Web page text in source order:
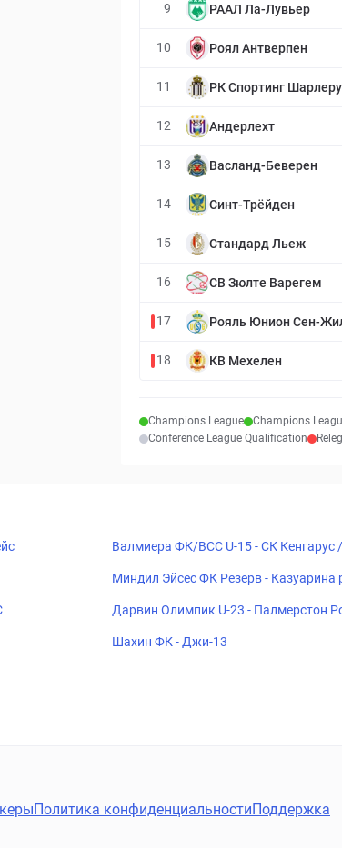
9 РААЛ Ла-Лувьер
10 Роял Антверпен
11 РК Спортинг
12 Андерлехт
13 Васланд-Беверен
14 Синт-Трёйден
15 Стандард Льеж
16 СВ Зюлте Варегем
17 Рояль Юнион Сен-
18 КВ Мехелен
Champions League Champions
Conference League Qualification
Валмиера ФК/ВСС U-15 - СК Кенгарус
Миндил Эйсес ФК Резерв - Казуарина
Дарвин Олимпик U-23 - Палмерстон
Шахин ФК - Джи-13
Политика конфиденциальностиПоддержка